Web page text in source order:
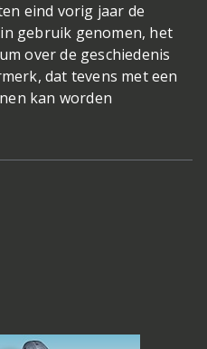
eind vorig jaar de
gebruik genomen, het
over de geschiedenis
dat tevens met een
kan worden